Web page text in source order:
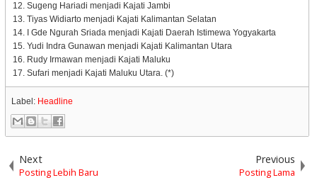
12. Sugeng Hariadi menjadi Kajati Jambi
13. Tiyas Widiarto menjadi Kajati Kalimantan Selatan
14. I Gde Ngurah Sriada menjadi Kajati Daerah Istimewa Yogyakarta
15. Yudi Indra Gunawan menjadi Kajati Kalimantan Utara
16. Rudy Irmawan menjadi Kajati Maluku
17. Sufari menjadi Kajati Maluku Utara. (*)
Label: Headline
Next
Posting Lebih Baru
Previous
Posting Lama